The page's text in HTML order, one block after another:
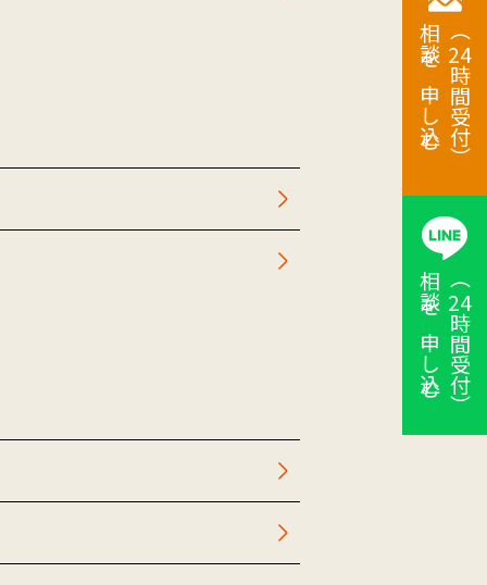
相談を申し込む （
24
時間受付）
相談を申し込む （
24
時間受付）